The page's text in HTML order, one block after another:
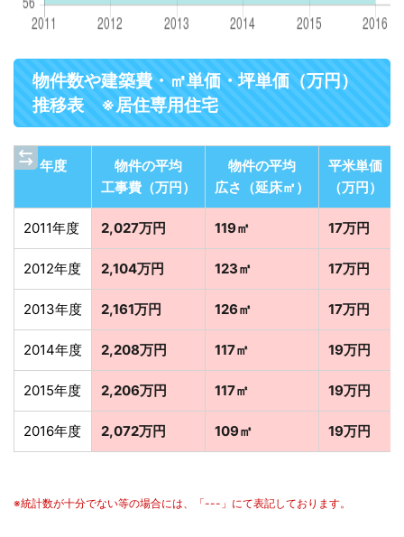
物件数や建築費・㎡単価・坪単価（万円）
推移表 ※居住専用住宅
年度
物件の平均
工事費（万円）
物件の平均
広さ（延床㎡）
平米単価
（万円）
2011年度 2,027万円 119㎡ 17万円
2012年度 2,104万円 123㎡ 17万円
2013年度 2,161万円 126㎡ 17万円
2014年度 2,208万円 117㎡ 19万円
2015年度 2,206万円 117㎡ 19万円
2016年度 2,072万円 109㎡ 19万円
※統計数が十分でない等の場合には、「---」にて表記しております。